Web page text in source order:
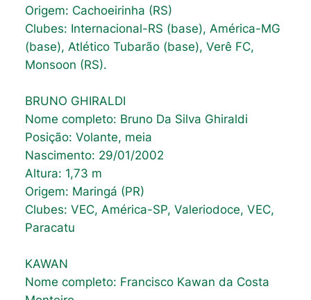
Origem: Cachoeirinha (RS)
Clubes: Internacional-RS (base), América-MG
(base), Atlético Tubarão (base), Verê FC,
Monsoon (RS).
BRUNO GHIRALDI
Nome completo: Bruno Da Silva Ghiraldi
Posição: Volante, meia
Nascimento: 29/01/2002
Altura: 1,73 m
Origem: Maringá (PR)
Clubes: VEC, América-SP, Valeriodoce, VEC,
Paracatu
KAWAN
Nome completo: Francisco Kawan da Costa